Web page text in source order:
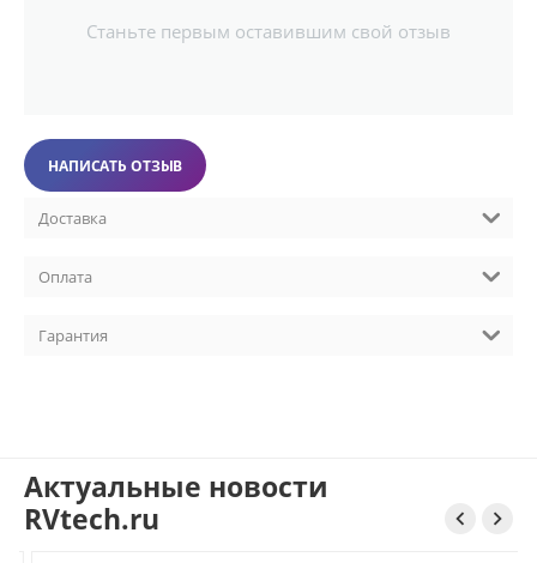
Станьте первым оставившим свой отзыв
НАПИСАТЬ ОТЗЫВ
Доставка
Оплата
Гарантия
Актуальные новости
RVtech.ru
 